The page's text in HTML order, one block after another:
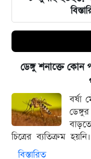
সালমানের অবয়ব
ও ষাটোর্ধ্বদের
৫ আগস্ট
শত্রুতায় রূপ না
নিজস্ব অর্থায়নে
বানিয়ে দিলেন
ডেঙ্গু শনাক্তে কোন
বর্ষা
চিত্রের ব্যতিক্রম
বিস্তারিত